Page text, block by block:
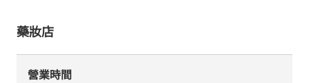
藥妝店
營業時間